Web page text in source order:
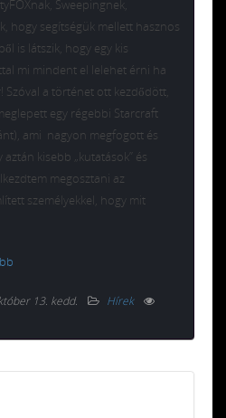
Sweepingnek,
hogy segítségük mellett hasznos
is látszik, hogy egy kis
mi mindent el lelehet érni ha
Szóval a történet ott kezdődött,
egy régebbi Starcraft
ami nagyon megfogott és
kisebb „kutatások” és
megosztani az
személyekkel, hogy mit
13. kedd.
Hírek